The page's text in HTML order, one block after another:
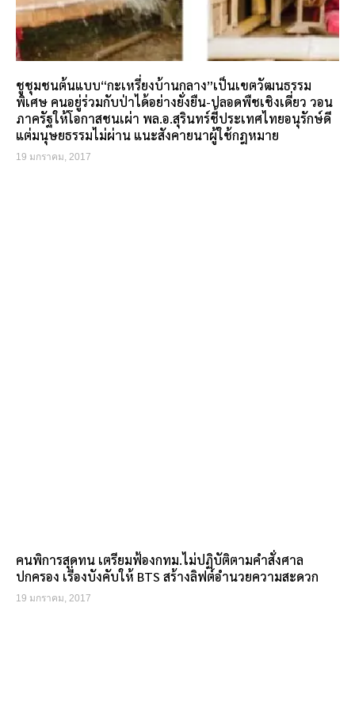
ชูชุมชนต้นแบบ“กะเหรี่ยงบ้านกลาง”เป็นเขตวัฒนธรรม
พิเศษ คนอยู่ร่วมกับป่าได้อย่างยั่งยืน-ปลอดพืชเชิงเดี่ยว วอน
ภาครัฐให้โอกาสชนเผ่า พล.อ.สุรินทร์ชี้ประเทศไทยอนุรักษ์ดี
แต่มนุษยธรรมไม่ผ่าน แนะสังคายนาผู้ใช้กฎหมาย
19 มกราคม, 2017
คนพิการสุดทน เตรียมฟ้องกทม.ไม่ปฏิบัติตามคำสั่งศาล
ปกครอง เรื่องบังคับให้ BTS สร้างลิฟต์อำนวยความสะดวก
19 มกราคม, 2017